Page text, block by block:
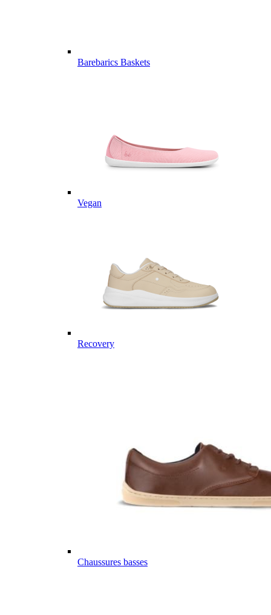
Barebarics Baskets
Vegan
Recovery
Chaussures basses